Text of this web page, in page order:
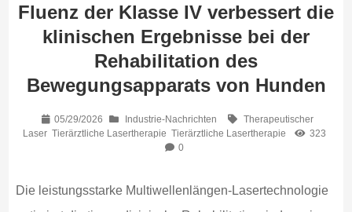
Fluenz der Klasse IV verbessert die
klinischen Ergebnisse bei der
Rehabilitation des
Bewegungsapparats von Hunden
05/29/2026 Industrie-Nachrichten
Therapeutischer
Laser Tierärztliche Lasertherapie Tierärztliche Lasertherapie
323
0
Die leistungsstarke Multiwellenlängen-Lasertechnologie